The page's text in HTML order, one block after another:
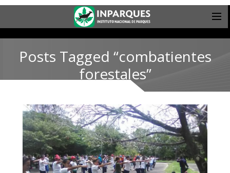
Posts Tagged “combatientes
forestales”